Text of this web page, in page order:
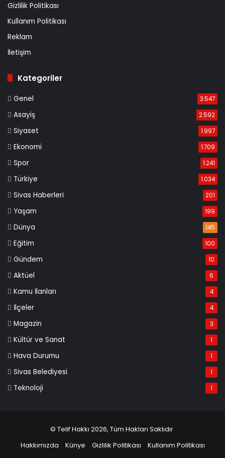
Gizlilik Politikası
Kullanım Politikası
Reklam
İletişim
Kategoriler
Genel 3.547
Asayiş 2.592
Siyaset 1.997
Ekonomi 1.709
Spor 1.241
Türkiye 1.034
Sivas Haberleri 201
Yaşam 199
Dünya 145
Eğitim 100
Gündem 10
Aktüel 6
Kamu İlanları 4
İlçeler 4
Magazin 3
Kültür ve Sanat 1
Hava Durumu 1
Sivas Belediyesi 1
Teknoloji 1
© Telif Hakkı 2026, Tüm Hakları Saklıdır
Hakkımızda
Künye Gizlilik Politikası
Kullanım Politikası